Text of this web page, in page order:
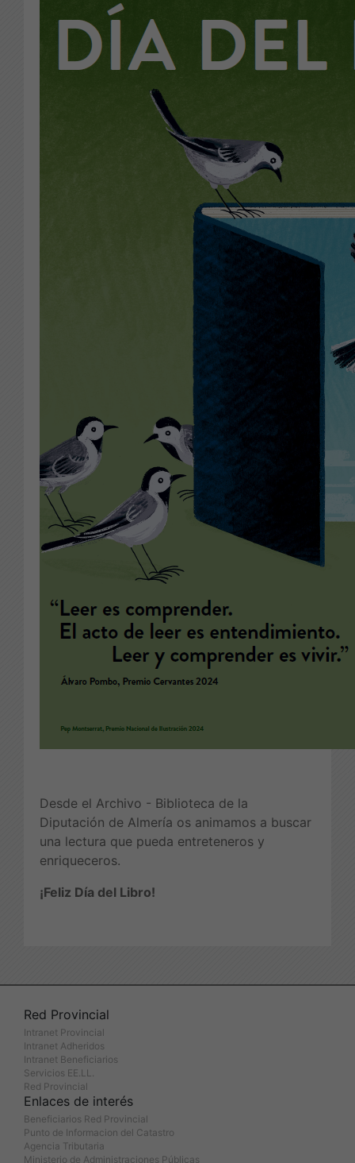
Desde el Archivo - Biblioteca de la
Diputación de Almería os animamos a buscar
una lectura que pueda entreteneros y
enriqueceros.
¡Feliz Día del Libro!
Red Provincial
Intranet Provincial
Intranet Adheridos
Intranet Beneficiarios
Servicios EE.LL.
Red Provincial
Enlaces de interés
Beneficiarios Red Provincial
Punto de Informacion del Catastro
Agencia Tributaria
Ministerio de Administraciones Públicas